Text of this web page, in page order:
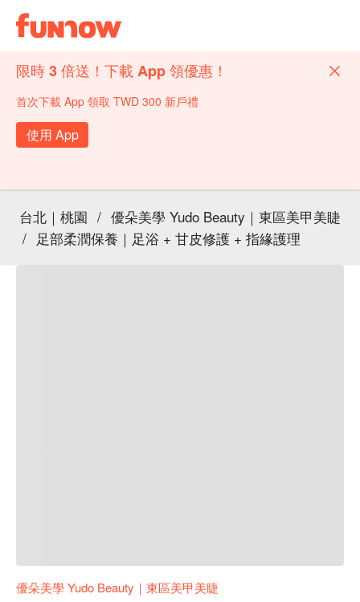
限時 3 倍送！下載 App 領優惠！
首次下載 App 領取 TWD 300 新戶禮
使用 App
台北｜桃園 / 優朵美學 Yudo Beauty｜東區美甲美睫
/ 足部柔潤保養｜足浴 + 甘皮修護 + 指緣護理
優朵美學 Yudo Beauty｜東區美甲美睫